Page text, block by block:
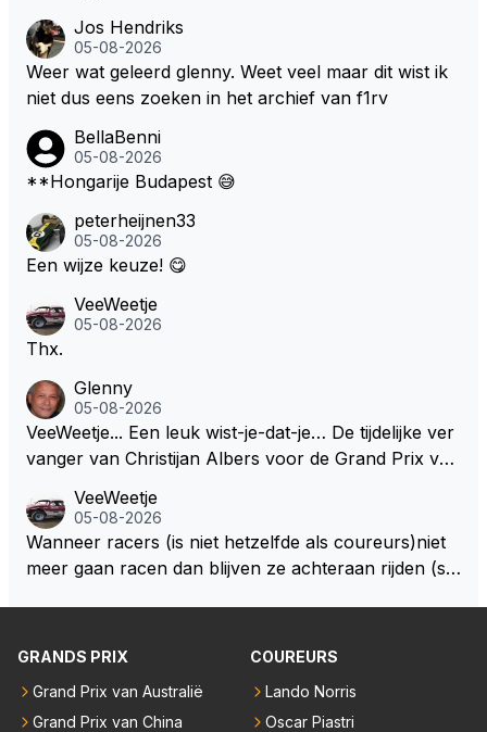
Jos Hendriks
05-08-2026
Weer wat geleerd glenny. Weet veel maar dit wist ik
niet dus eens zoeken in het archief van f1rv
BellaBenni
05-08-2026
**Hongarije Budapest 😅
peterheijnen33
05-08-2026
Een wijze keuze! 😋
VeeWeetje
05-08-2026
Thx.
Glenny
05-08-2026
VeeWeetje... Een leuk wist-je-dat-je… De tijdelijke ver
vanger van Christijan Albers voor de Grand Prix van
rkus Winkelhock. Vanaf de race daarna werd het st
oeltje definitief overgenomen door Sakon Yamamot
o. Na 2 rondes gokte Markus Winkelhock goed (hij k
Dat was ook de enige keer dat een Spyker ooit aan
en had, werd hij helaas aan alle kanten door iederee
n achterhaald. Hij moest later opgeven vanwege een
technisch mankement. Het was ook de enige keer d
VeeWeetje
05-08-2026
Wanneer racers (is niet hetzelfde als coureurs)niet
meer gaan racen dan blijven ze achteraan rijden (so
GRANDS PRIX
Grand Prix van Australië
Grand Prix van China
COUREURS
Lando Norris
Oscar Piastri